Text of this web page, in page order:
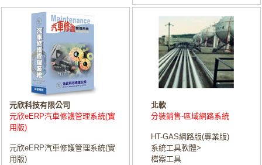
元欣科技有限公司
元欣eERP汽車修護管理系統(實
用版)
元欣eERP汽車修護管理系統(實
用版)
北軟
分裝銷售-區域網路系統
HT-GAS網路版(專業版)
系統工具軟體>
檔案工具